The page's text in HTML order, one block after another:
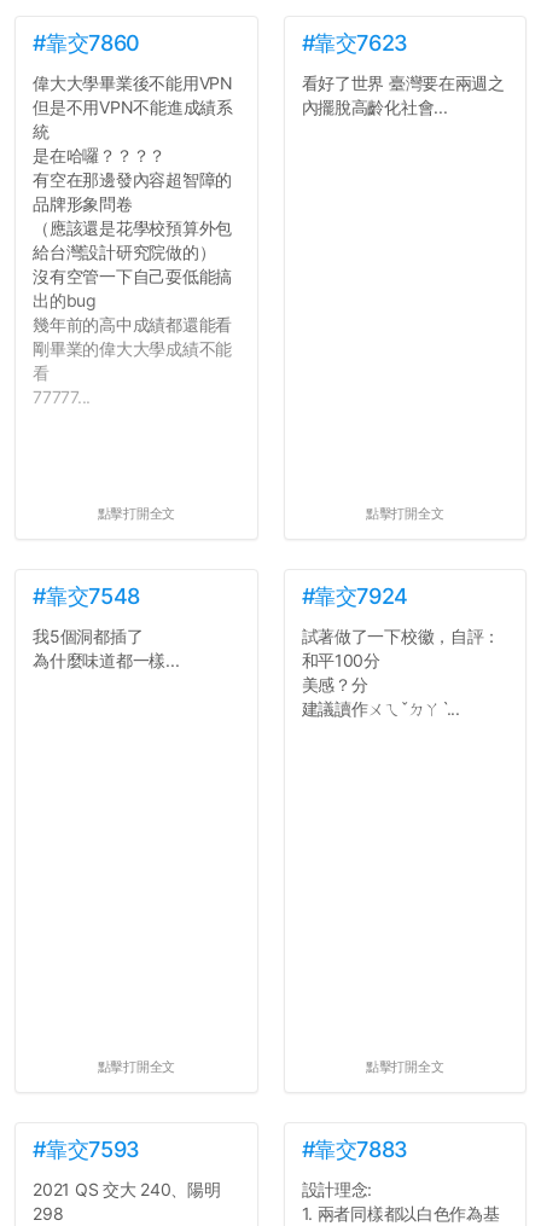
#靠交7860
偉大大學畢業後不能用VPN
但是不用VPN不能進成績系
統
是在哈囉？？？？
有空在那邊發內容超智障的
品牌形象問卷
（應該還是花學校預算外包
給台灣設計研究院做的）
沒有空管一下自己耍低能搞
出的bug
幾年前的高中成績都還能看
剛畢業的偉大大學成績不能
看
77777...
點擊打開全文
#靠交7623
看好了世界 臺灣要在兩週之
內擺脫高齡化社會...
點擊打開全文
#靠交7548
我5個洞都插了
為什麼味道都一樣...
點擊打開全文
#靠交7924
試著做了一下校徽，自評：
和平100分
美感？分
建議讀作ㄨㄟˇㄉㄚˋ...
點擊打開全文
#靠交7593
2021 QS 交大 240、陽明
298
#靠交7883
設計理念:
1. 兩者同樣都以白色作為基